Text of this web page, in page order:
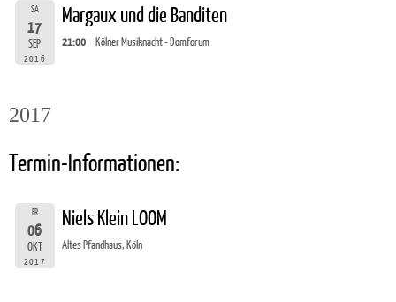
SA
17
SEP
2016
Margaux und die Banditen
21:00 Kölner Musiknacht - Domforum
2017
Termin-Informationen:
FR
06
OKT
2017
Niels Klein LOOM
Altes Pfandhaus, Köln